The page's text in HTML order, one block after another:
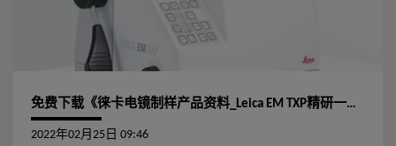
免费下载《徕卡电镜制样产品资料_Leica EM TXP精研一体机_样本、参数、价格、应用案例、配置对比等》
2022年02月25日 09:46